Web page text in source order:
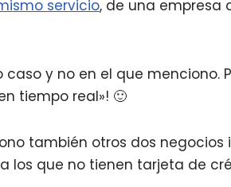
servicio, de una empresa
caso y no en el que menciono.
tiempo real»! 🙂
también otros dos negocios
los que no tienen tarjeta de